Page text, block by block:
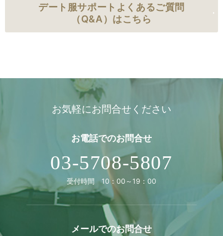
デート服サポートよくあるご質問
（Q&A）はこちら
お気軽にお問合せください
お電話でのお問合せ
03-5708-5807
受付時間 10：00～19：00
メールでのお問合せ